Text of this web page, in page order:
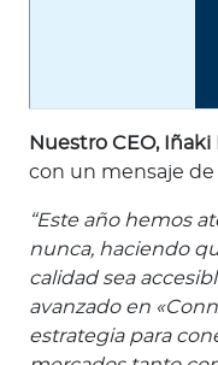
Nuestro CEO, Iñaki
con un mensaje
“Este año hemos
nunca, haciendo
calidad sea
avanzado en
estrategia para